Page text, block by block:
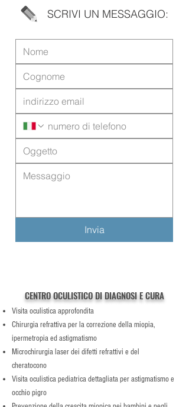
SCRIVI UN MESSAGGIO:
Invia
Visita oculistica approfondita
Chirurgia refrattiva per la correzione della miopia,
ipermetropia ed astigmatismo
Microchirurgia laser dei difetti refrattivi e del
cheratocono
Visita oculistica pediatrica dettagliata per astigmatismo e
occhio pigro
CENTRO OCULISTICO DI DIAGNOSI E CURA